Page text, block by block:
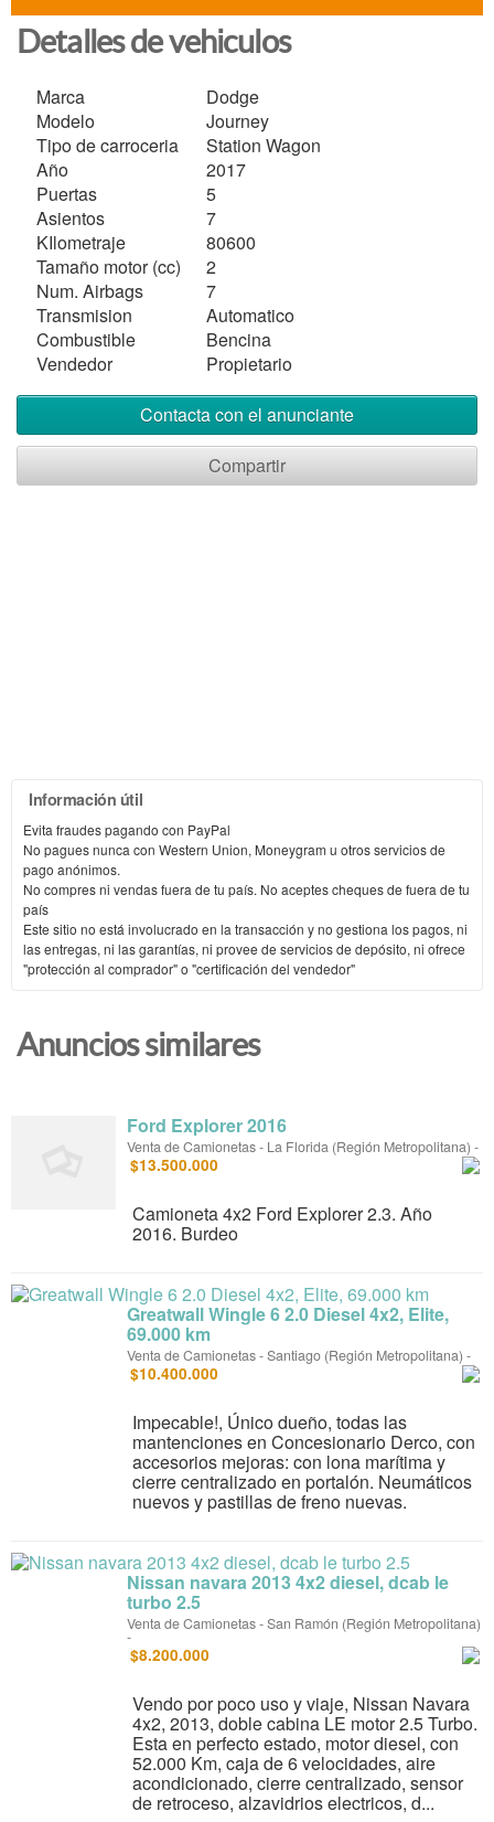
Detalles de vehiculos
Marca
Dodge
Modelo
Journey
Tipo de carroceria
Station Wagon
Año
2017
Puertas
5
Asientos
7
KIlometraje
80600
Tamaño motor (cc)
2
Num. Airbags
7
Transmision
Automatico
Combustible
Bencina
Vendedor
Propietario
Contacta con el anunciante
Compartir
Información útil
Evita fraudes pagando con PayPal
No pagues nunca con Western Union, Moneygram u otros servicios de
pago anónimos.
No compres ni vendas fuera de tu país. No aceptes cheques de fuera de tu
país
Este sitio no está involucrado en la transacción y no gestiona los pagos, ni
las entregas, ni las garantías, ni provee de servicios de depósito, ni ofrece
"protección al comprador" o "certificación del vendedor"
Anuncios similares
Ford Explorer 2016
Venta de Camionetas- La Florida (Región Metropolitana) -
$13.500.000
Camioneta 4x2 Ford Explorer 2.3. Año
2016. Burdeo
Greatwall Wingle 6 2.0 Diesel 4x2, Elite,
69.000 km
Venta de Camionetas-Santiago (Región Metropolitana) -
$10.400.000
Impecable!, Único dueño, todas las
mantenciones en Concesionario Derco, con
accesorios mejoras: con lona marítima y
cierre centralizado en portalón. Neumáticos
nuevos y pastillas de freno nuevas.
Nissan navara 2013 4x2 diesel, dcab le
turbo 2.5
Venta de Camionetas-San Ramón (Región Metropolitana)
-
$8.200.000
Vendo por poco uso y viaje, Nissan Navara
4x2, 2013, doble cabina LE motor 2.5 Turbo.
Esta en perfecto estado, motor diesel, con
52.000 Km, caja de 6 velocidades, aire
acondicionado, cierre centralizado, sensor
de retroceso, alzavidrios electricos, d...